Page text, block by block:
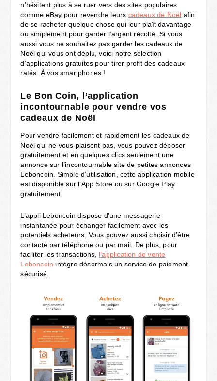
n’hésitent plus à se ruer vers des sites populaires
comme eBay pour revendre leurs cadeaux de Noël afin
de se racheter quelque chose qui leur plaît davantage
ou simplement pour garder l’argent récolté. Si vous
aussi vous ne souhaitez pas garder les cadeaux de
Noël qui vous ont déplu, voici notre sélection
d’applications gratuites pour tirer profit des cadeaux
ratés. À vos smartphones !
Le Bon Coin, l’application
incontournable pour vendre vos
cadeaux de Noël
Pour vendre facilement et rapidement les cadeaux de
Noël qui ne vous plaisent pas, vous pouvez déposer
gratuitement et en quelques clics seulement une
annonce sur l’incontournable site de petites annonces
Leboncoin. Simple d’utilisation, cette application mobile
est disponible sur l’App Store ou sur Google Play
gratuitement.
L’appli Leboncoin dispose d’une messagerie
instantanée pour échanger facilement avec les
potentiels acheteurs. Vous pouvez aussi choisir d’être
contacté par téléphone ou par mail. De plus, pour
faciliter les transactions, l’application de vente
Leboncoin intègre désormais un service de paiement
sécurisé.